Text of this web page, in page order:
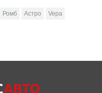
Ромб Астро Vepa